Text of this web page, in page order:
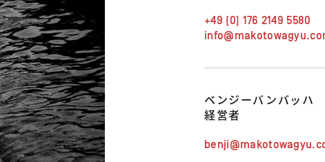
+49 (0) 176 2149 5580
ベンジーバンバッハ
経営者